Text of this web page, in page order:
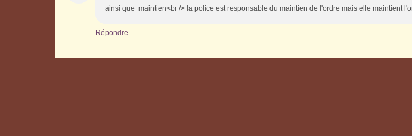
ainsi que maintien<br /> la police est responsable du maintien de l'ordre mais elle maintient
Répondre